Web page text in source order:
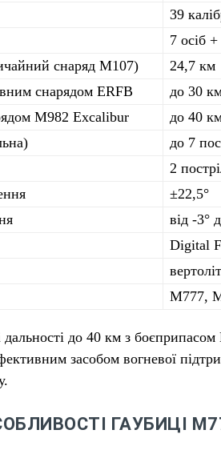
39
7 осіб
снаряд M107)
24,7 км
снарядом ERFB
до 30
M982 Excalibur
до 40
до 7
2
±22,5°
від -3°
Digital
M777,
дальності до 40 км з
засобом вогневої
ГАУБИЦІ